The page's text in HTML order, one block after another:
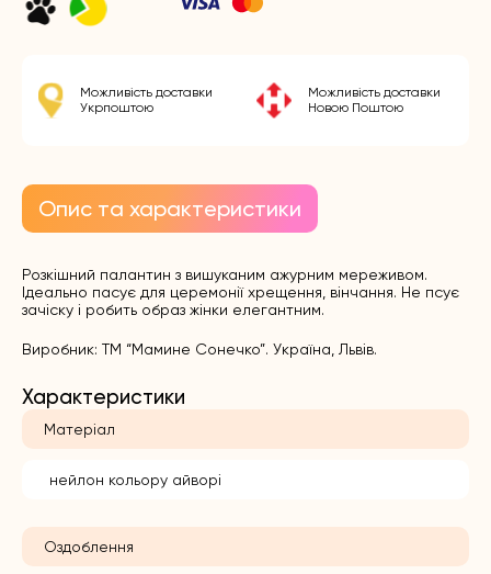
Можливість доставки
Укрпоштою
Можливість доставки
Новою Поштою
Опис та характеристики
Розкішний палантин з вишуканим ажурним мереживом.
Ідеально пасує для церемонії хрещення, вінчання. Не псує
зачіску і робить образ жінки елегантним.
Виробник: ТМ “Мамине Сонечко”. Україна, Львів.
Характеристики
Матеріал
нейлон кольору айворі
Оздоблення